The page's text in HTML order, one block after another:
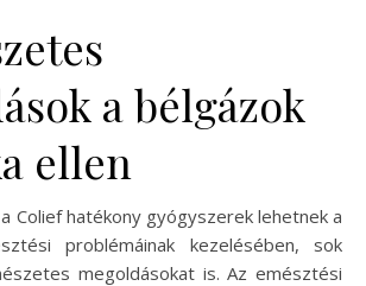
a bélgázok
ellen
Colief hatékony gyógyszerek lehetnek a
problémáinak kezelésében, sok
megoldásokat is. Az emésztési